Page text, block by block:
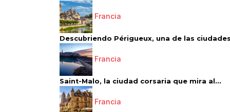
Francia
Descubriendo Périgueux, una de las
Francia
Saint-Malo, la ciudad corsaria que mira al...
Francia